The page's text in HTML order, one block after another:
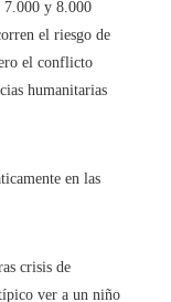
7.000 y 8.000
el riesgo de
el conflicto
humanitarias
en las
crisis de
ver a un niño